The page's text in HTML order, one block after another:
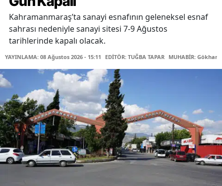
Kahramanmaraş’ta sanayi esnafının geleneksel esnaf
sahrası nedeniyle sanayi sitesi 7-9 Ağustos
tarihlerinde kapalı olacak.
YAYINLAMA: 08 Ağustos 2026 - 15:11 EDİTÖR: TUĞBA TAPAR MUHABİR: Gökhan